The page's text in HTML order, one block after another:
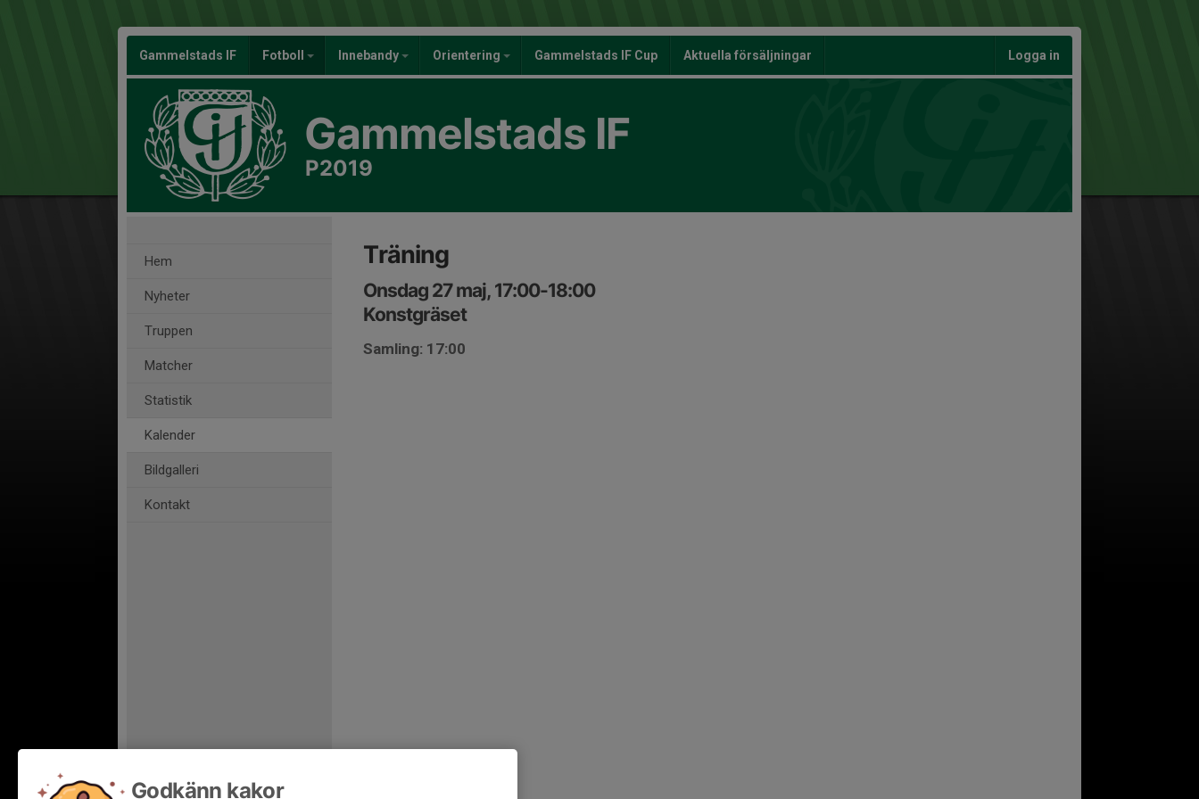
Gammelstads IF Fotboll Innebandy Orientering Gammelstads IF Cup Aktuella försäljningar Logga in
Gammelstads IF
P2019
Hem
Nyheter
Truppen
Matcher
Statistik
Kalender
Bildgalleri
Kontakt
Träning
Onsdag 27 maj, 17:00-18:00
Konstgräset
Samling: 17:00
Godkänn kakor